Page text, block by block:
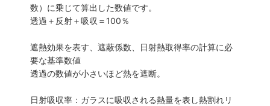
数）に乗じて算出した数値です。
透過＋反射＋吸収＝100％
遮熱効果を表す、遮蔽係数、日射熱取得率の計算に必
要な基準数値
透過の数値が小さいほど熱を遮断。
日射吸収率：ガラスに吸収される熱量を表し熱割れリ